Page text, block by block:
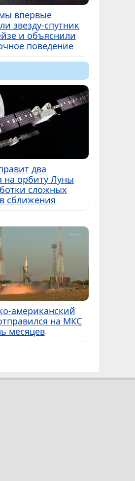
впервые
звезду-спутник
и объяснили
поведение
два
на орбиту Луны
сложных
сближения
американский
на МКС
месяцев